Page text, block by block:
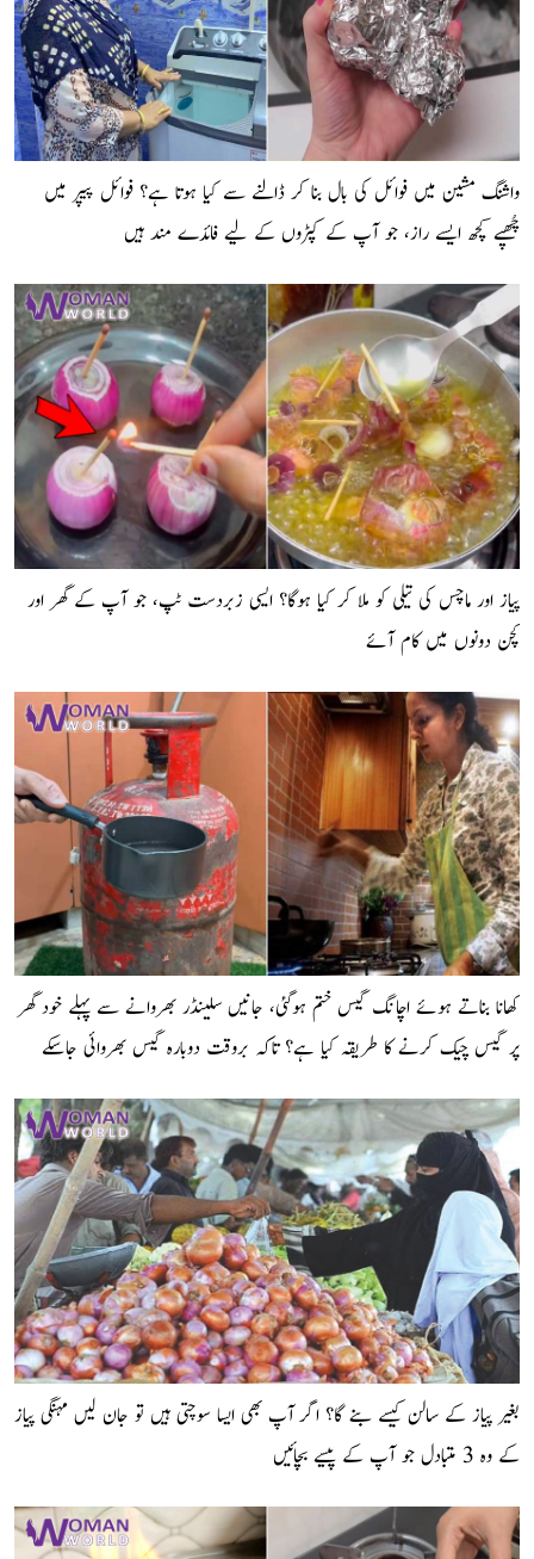
واشنگ مشین میں فوائل کی بال بنا کر ڈالنے سے کیا ہوتا ہے؟ فوائل پیپر میں
چُھپے کچھ ایسے راز، جو آپ کے کپڑوں کے لیے فائدے مند ہیں
پیاز اور ماچس کی تیلی کو ملا کر کیا ہوگا؟ ایسی زبردست ٹپ، جو آپ کے گھر اور
کچن دونوں میں کام آئے
کھانا بناتے ہوئے اچانگ گیس ختم ہوگئی، جانیں سلینڈر بھروانے سے پہلے خود گھر
پر گیس چیک کرنے کا طریقہ کیا ہے؟ تاکہ بروقت دوبارہ گیس بھروائی جاسکے
بغیر پیاز کے سالن کیسے بنے گا؟ اگر آپ بھی ایسا سوچتی ہیں تو جان لیں مہنگی پیاز
کے وہ 3 متبادل جو آپ کے پیسے بچائیں